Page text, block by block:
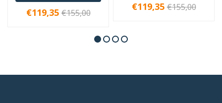
€119,35 €155,00
€119,35 €155,00